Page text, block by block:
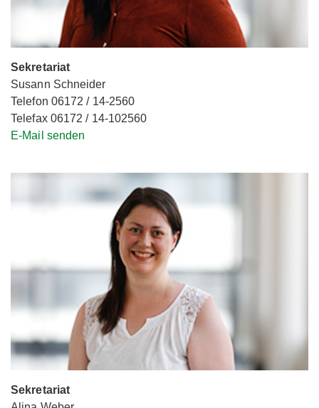
Sekretariat
Susann Schneider
Telefon 06172 / 14-2560
Telefax 06172 / 14-102560
E-Mail senden
Sekretariat